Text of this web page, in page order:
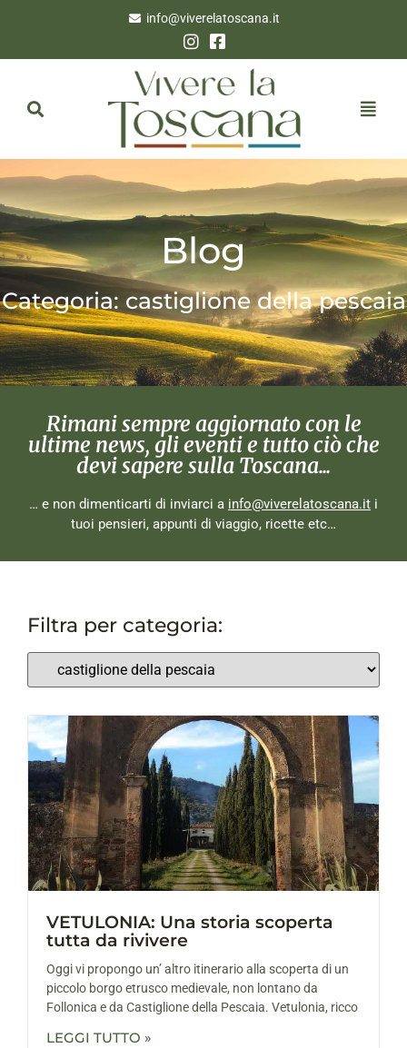
info@viverelatoscana.it
Blog
Categoria: castiglione della pescaia
Rimani sempre aggiornato con le
ultime news, gli eventi e tutto ciò che
devi sapere sulla Toscana...
… e non dimenticarti di inviarci a info@viverelatoscana.it i
tuoi pensieri, appunti di viaggio, ricette etc…
Filtra per categoria:
VETULONIA: Una storia scoperta
tutta da rivivere
Oggi vi propongo un’ altro itinerario alla scoperta di un
piccolo borgo etrusco medievale, non lontano da
Follonica e da Castiglione della Pescaia. Vetulonia, ricco
LEGGI TUTTO »